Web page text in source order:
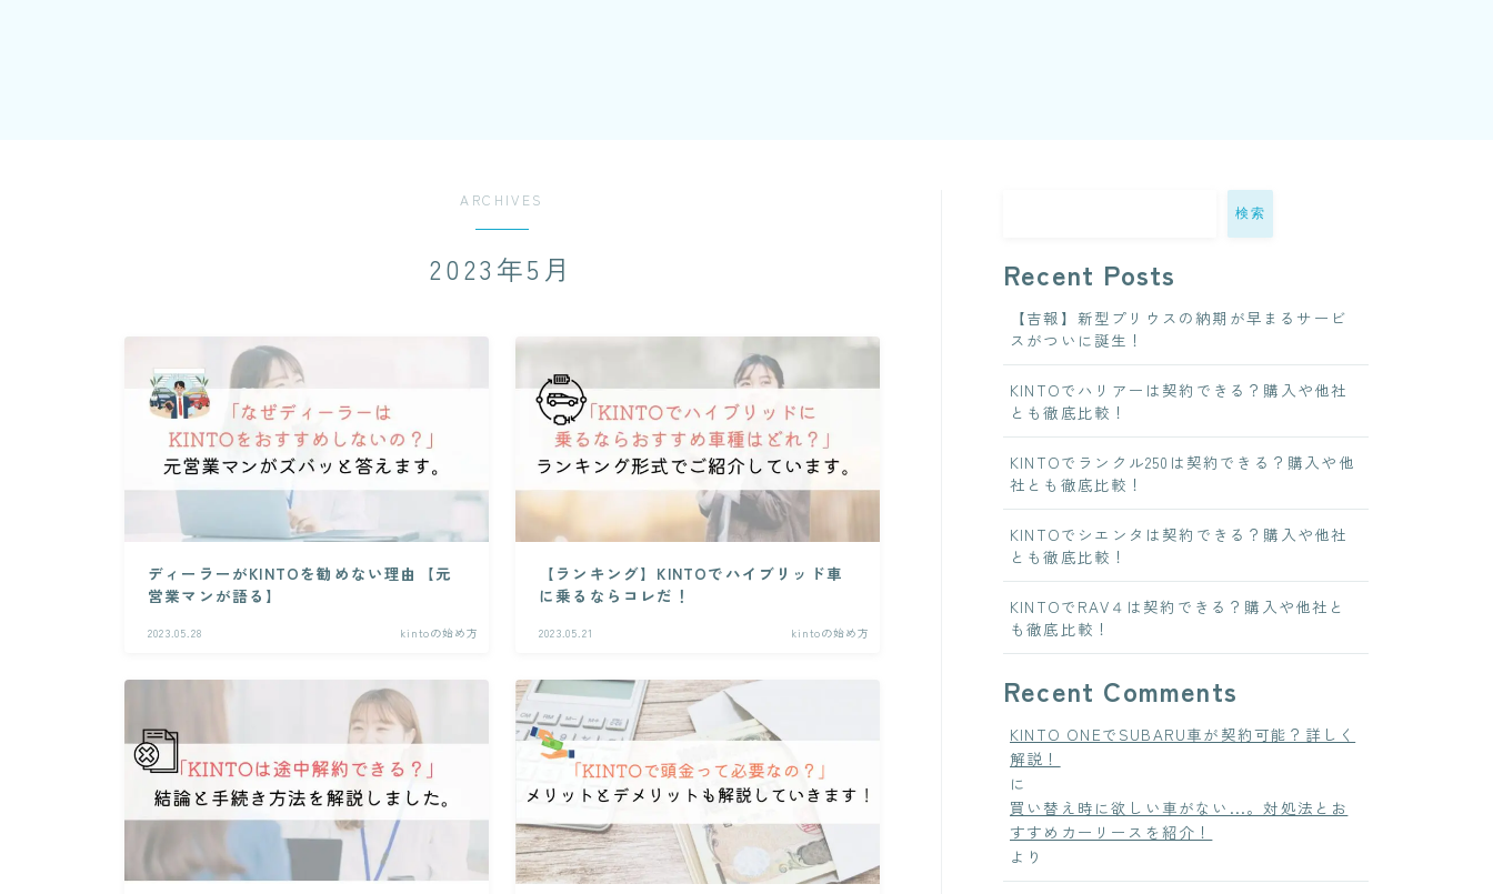
ARCHIVES
2023年5月
ディーラーがKINTOを勧めない理由【元
営業マンが語る】
2023.05.28 kintoの始め方
【ランキング】KINTOでハイブリッド車
に乗るならコレだ！
2023.05.21 kintoの始め方
検索
Recent Posts
【吉報】新型プリウスの納期が早まるサービ
スがついに誕生！
KINTOでハリアーは契約できる？購入や他社
とも徹底比較！
KINTOでランクル250は契約できる？購入や他
社とも徹底比較！
KINTOでシエンタは契約できる？購入や他社
とも徹底比較！
KINTOでRAV４は契約できる？購入や他社と
も徹底比較！
Recent Comments
KINTO ONEでSUBARU車が契約可能？詳しく
解説！
に
買い替え時に欲しい車がない...。対処法とお
すすめカーリースを紹介！
より